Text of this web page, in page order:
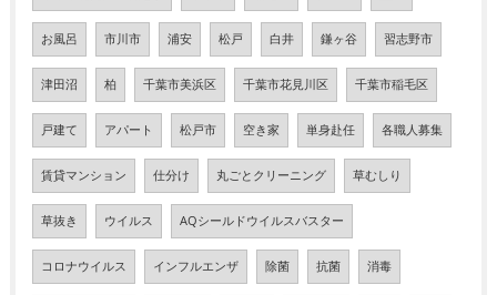
お風呂 市川市 浦安 松戸 白井 鎌ヶ谷 習志野市
津田沼 柏 千葉市美浜区 千葉市花見川区 千葉市稲毛区
戸建て アパート 松戸市 空き家 単身赴任 各職人募集
賃貸マンション 仕分け 丸ごとクリーニング 草むしり
草抜き ウイルス AQシールドウイルスバスター
コロナウイルス インフルエンザ 除菌 抗菌 消毒